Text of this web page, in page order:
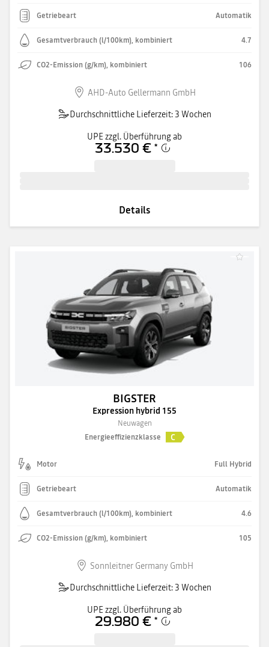
Getriebeart Automatik
Gesamtverbrauch (l/100km), kombiniert 4.7
CO2-Emission (g/km), kombiniert 106
AHD-Auto Gellermann GmbH
Durchschnittliche Lieferzeit: 3 Wochen
UPE zzgl. Überführung ab
33.530 € *
Details
BIGSTER
Expression hybrid 155
Neuwagen
Energieeffizienzklasse
C
Motor Full Hybrid
Getriebeart Automatik
Gesamtverbrauch (l/100km), kombiniert 4.6
CO2-Emission (g/km), kombiniert 105
Sonnleitner Germany GmbH
Durchschnittliche Lieferzeit: 3 Wochen
UPE zzgl. Überführung ab
29.980 € *